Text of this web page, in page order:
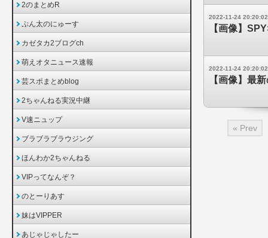
2022-11-24 20:20:02
【画像】
2022-11-24 20:20:02
【画像】最
« Prev
2のまとめR
ぷん太のにゅーす
カゼタカ2ブログch
萌えオタニュース速報
芸スポまとめblog
2ちゃんねる実況中継
V速ニュップ
ブラブラブラウジング
ほんわか2ちゃんねる
VIPってなんぞ？
のとーりあす
妹はVIPPER
あじゃじゃしたー